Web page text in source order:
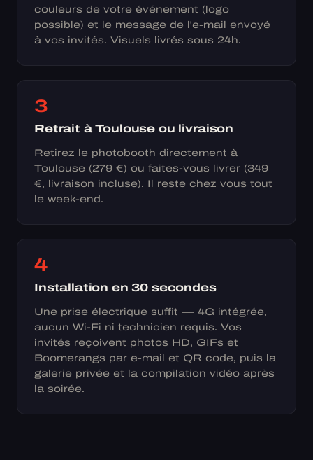
couleurs de votre événement (logo
possible) et le message de l'e-mail envoyé
à vos invités. Visuels livrés sous 24h.
3
Retrait à Toulouse ou livraison
Retirez le photobooth directement à
Toulouse (279 €) ou faites-vous livrer (349
€, livraison incluse). Il reste chez vous tout
le week-end.
4
Installation en 30 secondes
Une prise électrique suffit — 4G intégrée,
aucun Wi-Fi ni technicien requis. Vos
invités reçoivent photos HD, GIFs et
Boomerangs par e-mail et QR code, puis la
galerie privée et la compilation vidéo après
la soirée.